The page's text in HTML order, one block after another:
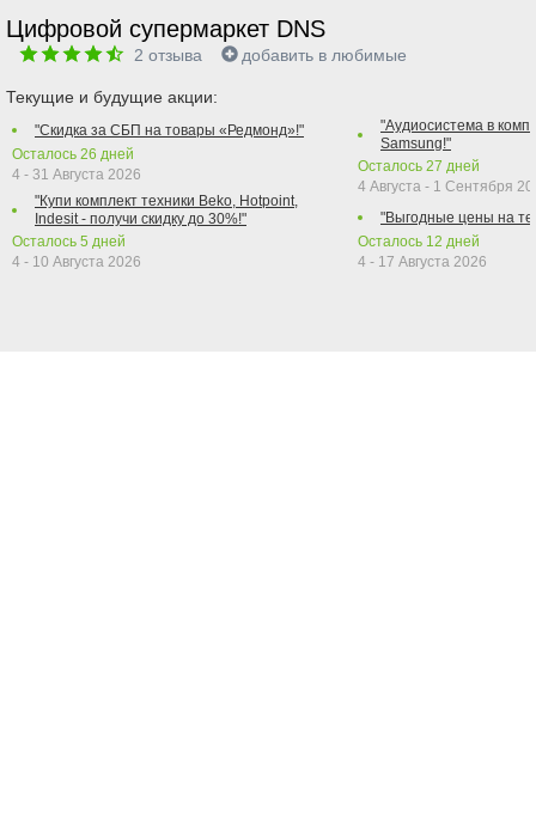
Цифровой супермаркет DNS
2 отзыва добавить в любимые
Текущие и будущие акции:
"Скидка за СБП на товары «Редмонд»!"
Осталось 26 дней
4 - 31 Августа 2026
"Купи комплект техники Beko, Hotpoint,
Indesit - получи скидку до 30%!"
Осталось 5 дней
4 - 10 Августа 2026
"Аудиосистема в
Samsung!"
Осталось 27 дней
4 Августа - 1 Сентября
"Выгодные цены на
Осталось 12 дней
4 - 17 Августа 2026